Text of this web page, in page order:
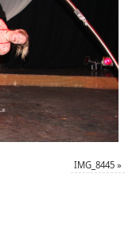
IMG_8445 »